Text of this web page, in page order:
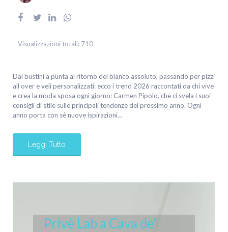
Visualizzazioni totali: 710
Dai bustini a punta al ritorno del bianco assoluto, passando per pizzi
all over e veli personalizzati: ecco i trend 2026 raccontati da chi vive
e crea la moda sposa ogni giorno: Carmen Pipolo, che ci svela i suoi
consigli di stile sulle principali tendenze del prossimo anno. Ogni
anno porta con sè nuove ispirazioni…
Leggi Tutto
Privè Lab a Cava de’